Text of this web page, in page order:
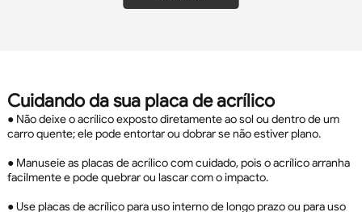
Cuidando da sua placa de acrílico
● Não deixe o acrílico exposto diretamente ao sol ou dentro de um
carro quente; ele pode entortar ou dobrar se não estiver plano.
● Manuseie as placas de acrílico com cuidado, pois o acrílico arranha
facilmente e pode quebrar ou lascar com o impacto.
● Use placas de acrílico para uso interno de longo prazo ou para uso